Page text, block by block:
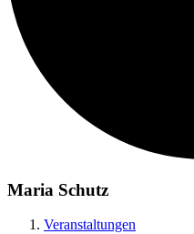
Maria Schutz
Veranstaltungen